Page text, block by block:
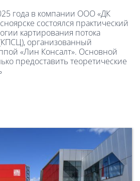
года в компании ООО «ДК
состоялся практический
картирования потока
организованный
«Лин Консалт». Основной
предоставить теоретические